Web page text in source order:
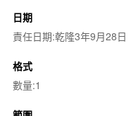
日期
責任日期:乾隆3年9月28日
格式
數量:1